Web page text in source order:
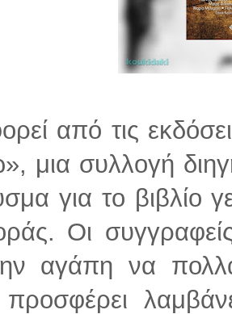
από τις
μια συλλογή
για το βιβλίο
Οι
αγάπη να